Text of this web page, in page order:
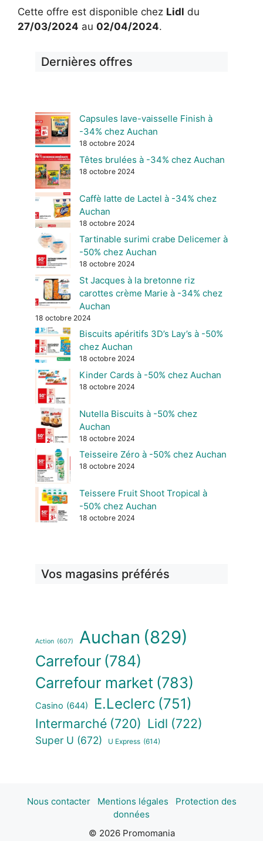
Cette offre est disponible chez Lidl du
27/03/2024 au 02/04/2024.
Dernières offres
Capsules lave-vaisselle Finish à
-34% chez Auchan
18 octobre 2024
Têtes brulées à -34% chez Auchan
18 octobre 2024
Caffè latte de Lactel à -34% chez
Auchan
18 octobre 2024
Tartinable surimi crabe Delicemer à
-50% chez Auchan
18 octobre 2024
St Jacques à la bretonne riz
carottes crème Marie à -34% chez
Auchan
18 octobre 2024
Biscuits apéritifs 3D’s Lay’s à -50%
chez Auchan
18 octobre 2024
Kinder Cards à -50% chez Auchan
18 octobre 2024
Nutella Biscuits à -50% chez
Auchan
18 octobre 2024
Teisseire Zéro à -50% chez Auchan
18 octobre 2024
Teissere Fruit Shoot Tropical à
-50% chez Auchan
18 octobre 2024
Vos magasins préférés
Action (607) Auchan (829)
Carrefour (784)
Carrefour market (783)
Casino (644) E.Leclerc (751)
Intermarché (720) Lidl (722)
Super U (672) U Express (614)
Nous contacter Mentions légales
Protection des
données
© 2026 Promomania